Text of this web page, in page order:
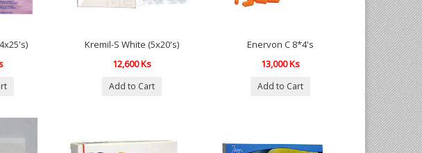
Kremil-S White (5x20's)
12,600 Ks
Add to Cart
Enervon C 8*4's
13,000 Ks
Add to Cart